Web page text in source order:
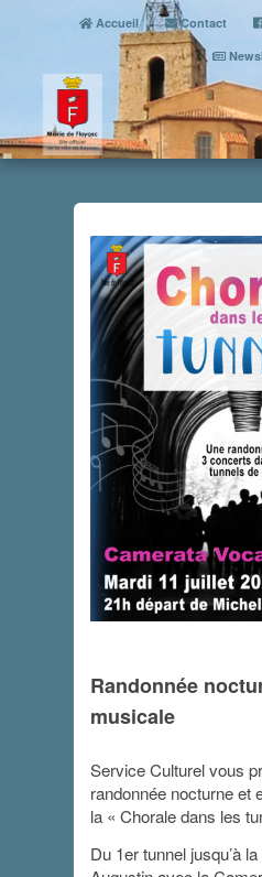
Accueil Contact
Chorale
11 juillet 2023 - 21 h
Randonnée
musicale
Service Culturel vous
randonnée nocturne et
la « Chorale dans les
Du 1er tunnel jusqu’à